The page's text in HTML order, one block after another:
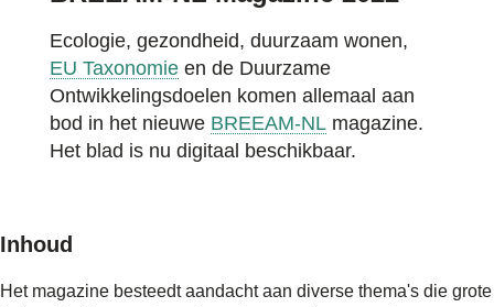
Ecologie, gezondheid, duurzaam wonen,
EU Taxonomie en de Duurzame
Ontwikkelingsdoelen komen allemaal aan
bod in het nieuwe BREEAM-NL magazine.
Het blad is nu digitaal beschikbaar.
Inhoud
Het magazine besteedt aandacht aan diverse thema's die grote